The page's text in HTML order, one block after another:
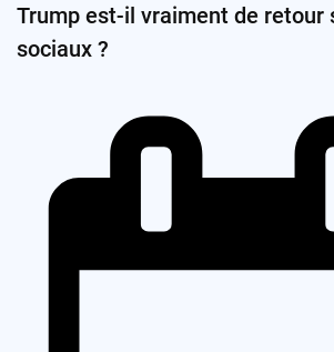
Trump est-il vraiment de retour
sociaux ?